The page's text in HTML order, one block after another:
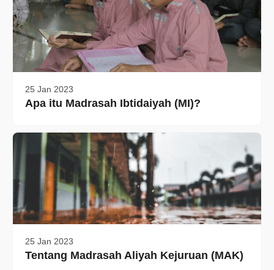
25 Jan 2023
Apa itu Madrasah Ibtidaiyah (MI)?
25 Jan 2023
Tentang Madrasah Aliyah Kejuruan (MAK)